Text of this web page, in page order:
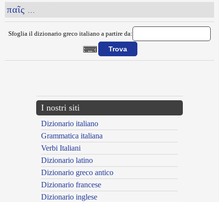
παῖς ...
Sfoglia il dizionario greco italiano a partire da:
I nostri siti
Dizionario italiano
Grammatica italiana
Verbi Italiani
Dizionario latino
Dizionario greco antico
Dizionario francese
Dizionario inglese